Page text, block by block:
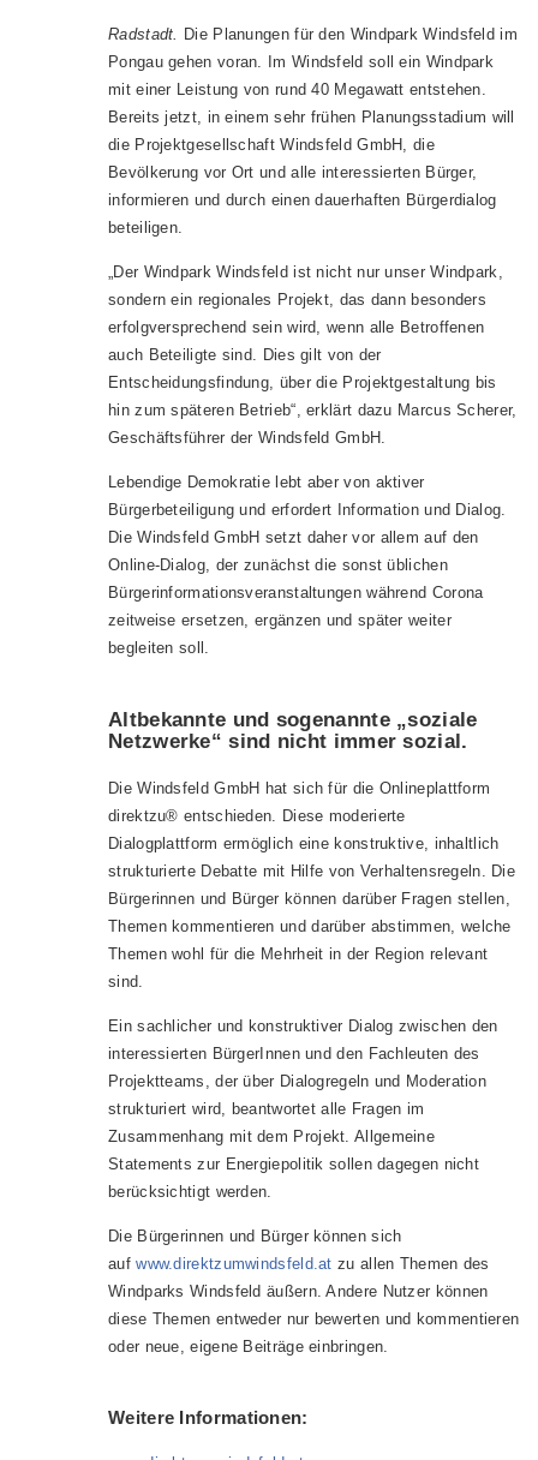
Radstadt. Die Planungen für den Windpark Windsfeld im
Pongau gehen voran. Im Windsfeld soll ein Windpark
mit einer Leistung von rund 40 Megawatt entstehen.
Bereits jetzt, in einem sehr frühen Planungsstadium will
die Projektgesellschaft Windsfeld GmbH, die
Bevölkerung vor Ort und alle interessierten Bürger,
informieren und durch einen dauerhaften Bürgerdialog
beteiligen.
„Der Windpark Windsfeld ist nicht nur unser Windpark,
sondern ein regionales Projekt, das dann besonders
erfolgversprechend sein wird, wenn alle Betroffenen
auch Beteiligte sind. Dies gilt von der
Entscheidungsfindung, über die Projektgestaltung bis
hin zum späteren Betrieb“, erklärt dazu Marcus Scherer,
Geschäftsführer der Windsfeld GmbH.
Lebendige Demokratie lebt aber von aktiver
Bürgerbeteiligung und erfordert Information und Dialog.
Die Windsfeld GmbH setzt daher vor allem auf den
Online-Dialog, der zunächst die sonst üblichen
Bürgerinformationsveranstaltungen während Corona
zeitweise ersetzen, ergänzen und später weiter
begleiten soll.
Altbekannte und sogenannte „soziale
Netzwerke“ sind nicht immer sozial.
Die Windsfeld GmbH hat sich für die Onlineplattform
direktzu® entschieden. Diese moderierte
Dialogplattform ermöglich eine konstruktive, inhaltlich
strukturierte Debatte mit Hilfe von Verhaltensregeln. Die
Bürgerinnen und Bürger können darüber Fragen stellen,
Themen kommentieren und darüber abstimmen, welche
Themen wohl für die Mehrheit in der Region relevant
sind.
Ein sachlicher und konstruktiver Dialog zwischen den
interessierten BürgerInnen und den Fachleuten des
Projektteams, der über Dialogregeln und Moderation
strukturiert wird, beantwortet alle Fragen im
Zusammenhang mit dem Projekt. Allgemeine
Statements zur Energiepolitik sollen dagegen nicht
berücksichtigt werden.
Die Bürgerinnen und Bürger können sich
aufwww.direktzumwindsfeld.at zu allen Themen des
Windparks Windsfeld äußern. Andere Nutzer können
diese Themen entweder nur bewerten und kommentieren
oder neue, eigene Beiträge einbringen.
Weitere Informationen: